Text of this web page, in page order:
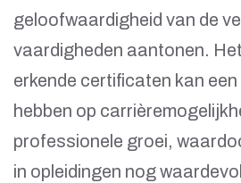
geloofwaardigheid van de
vaardigheden aantonen.
erkende certificaten kan
hebben op
professionele groei,
in opleidingen nog